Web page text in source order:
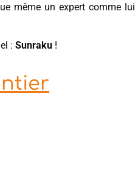
même un expert comme lui
: Sunraku !